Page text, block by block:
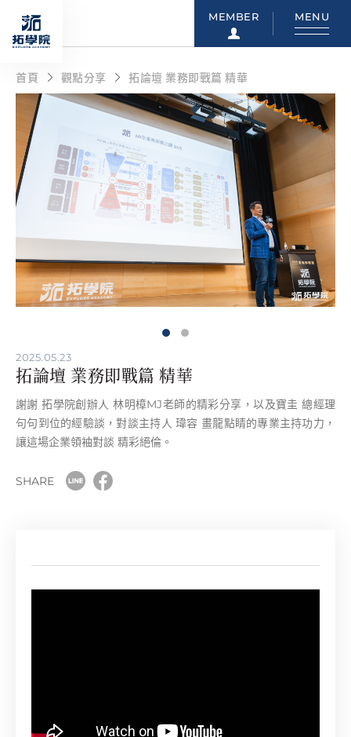
MEMBER MENU
首頁 觀點分享 拓論壇 業務即戰篇 精華
2025.05.23
拓論壇 業務即戰篇 精華
謝謝 拓學院創辦人 林明樟MJ老師的精彩分享，以及寶圭 總經理
句句到位的經驗談，對談主持人 瑋容 畫龍點睛的專業主持功力，
讓這場企業領袖對談 精彩絕倫。
SHARE